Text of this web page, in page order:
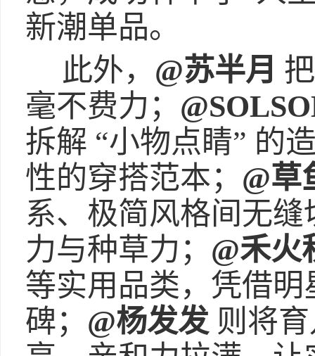
新潮单品。
此外， @苏半月
毫不费力；
拆解 “小物点睛” 的
性的穿搭范本； @草
系、极简风格间无
力与种草力； @禾火
等实用品类，凭借
碑； @杨发发则将育